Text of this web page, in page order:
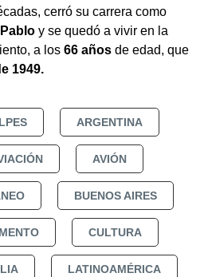
cerró su carrera como
y se quedó a vivir en la
a los 66 años de edad, que
1949.
ARGENTINA
AVIÓN
BUENOS AIRES
CULTURA
LATINOAMÉRICA